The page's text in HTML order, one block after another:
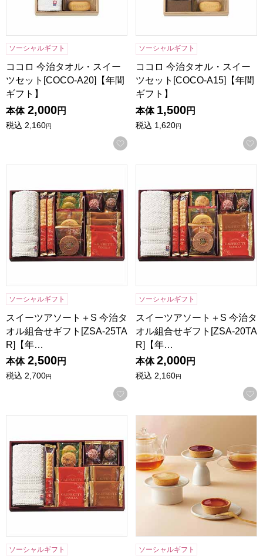
ソーシャルギフト
ココロ 今治タオル・スイー
ツセット[COCO-A20]【年間
ギフト】
本体 2,000円
税込 2,160円
お気に入りに登録する
ソーシャルギフト
ココロ 今治タオル・スイー
ツセット[COCO-A15]【年間
ギフト】
本体 1,500円
税込 1,620円
ソーシャルギフト
スイーツアソート＋S 今治タ
オル組合せギフト[ZSA-25TA
R]【年…
本体 2,500円
税込 2,700円
お気に入りに登録する
ソーシャルギフト
スイーツアソート＋S 今治タ
オル組合せギフト[ZSA-20TA
R]【年…
本体 2,000円
税込 2,160円
ソーシャルギフト ソーシャルギフト